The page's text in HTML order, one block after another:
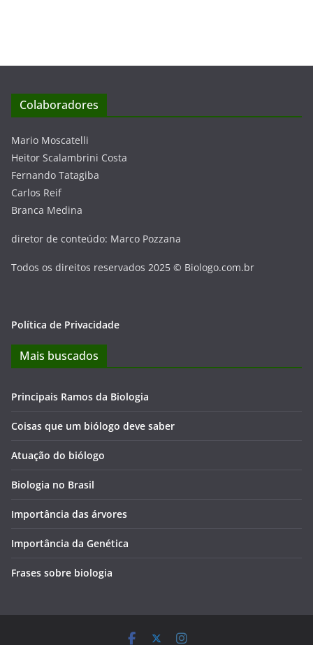
Colaboradores
Mario Moscatelli
Heitor Scalambrini Costa
Fernando Tatagiba
Carlos Reif
Branca Medina
diretor de conteúdo: Marco Pozzana
Todos os direitos reservados 2025 © Biologo.com.br
Política de Privacidade
Mais buscados
Principais Ramos da Biologia
Coisas que um biólogo deve saber
Atuação do biólogo
Biologia no Brasil
Importância das árvores
Importância da Genética
Frases sobre biologia